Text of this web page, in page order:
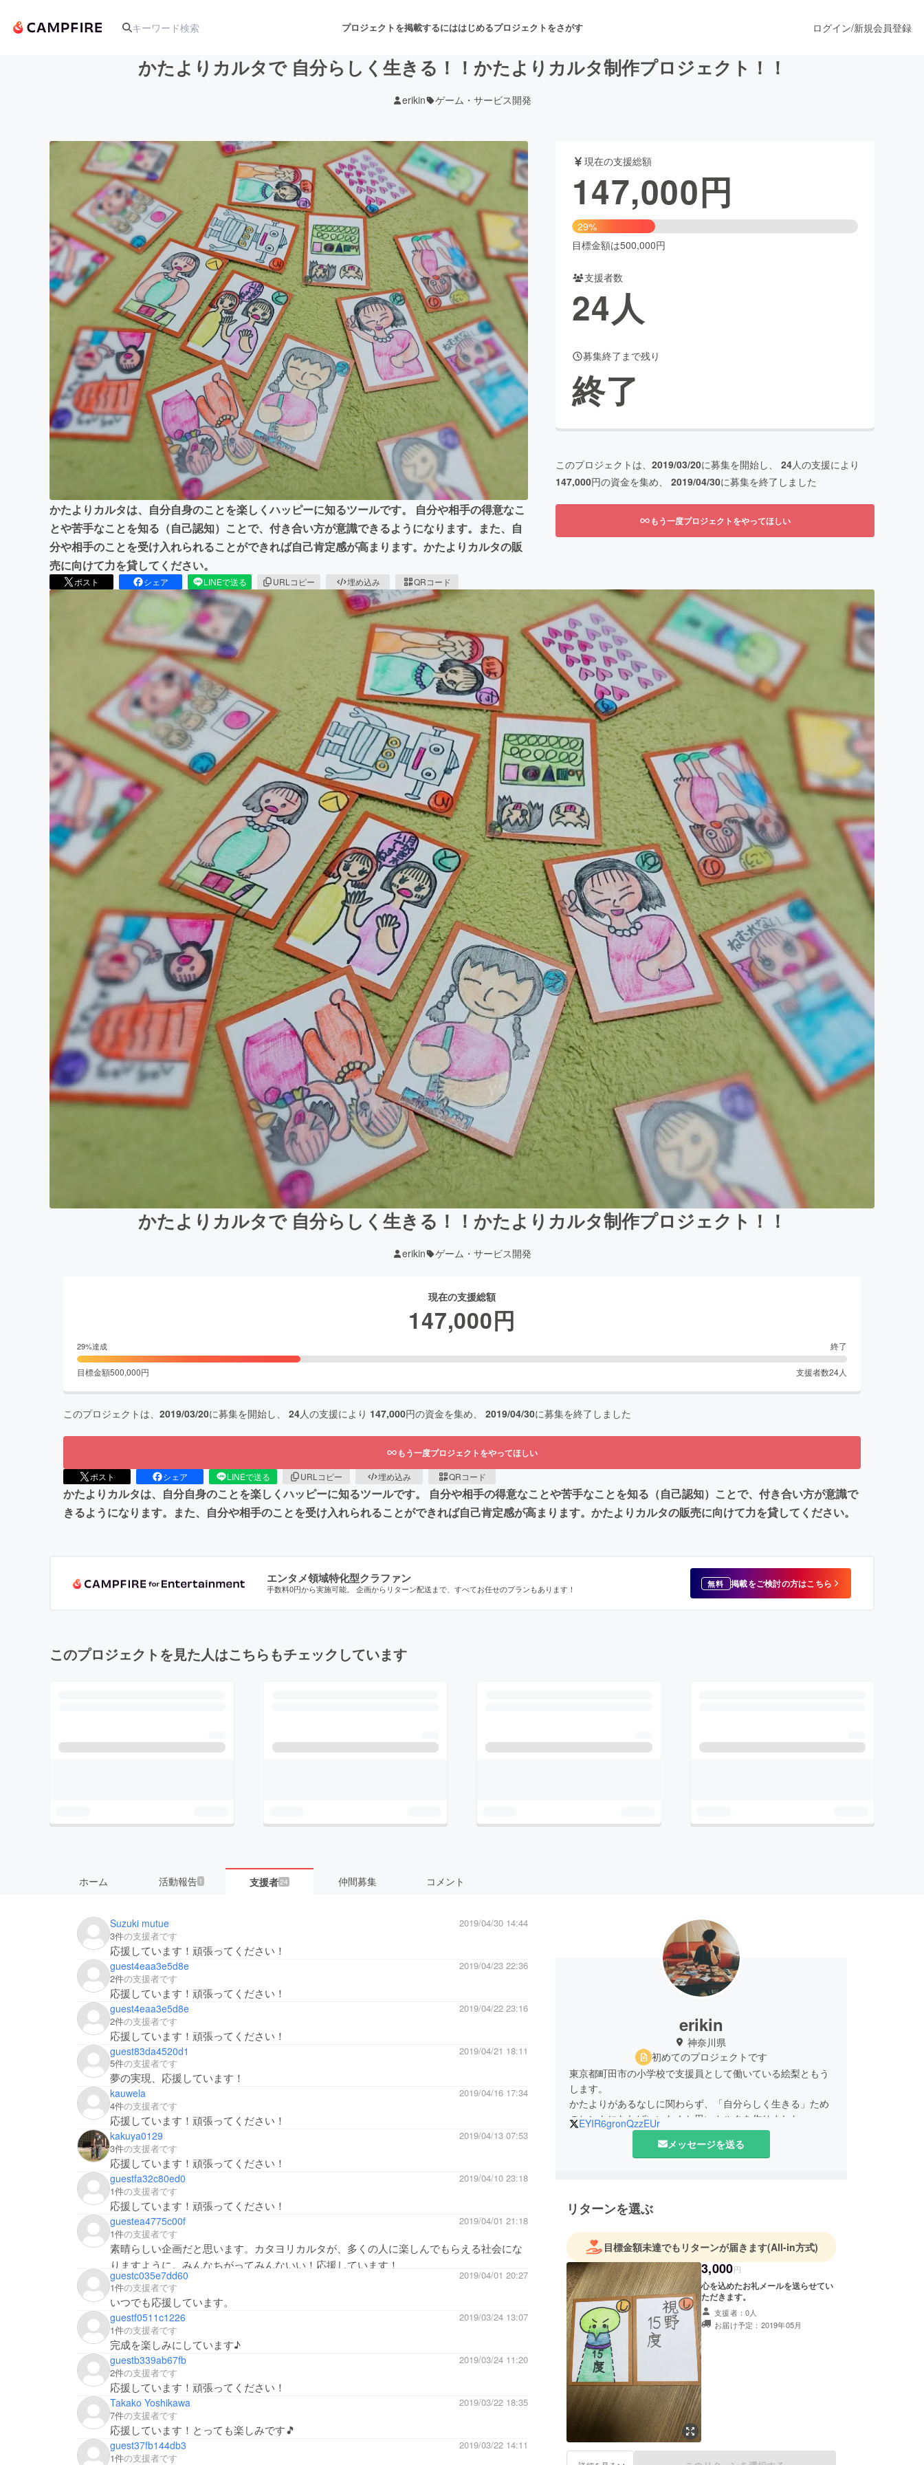
プロジェクトを掲載するにははじめるプロジェクトをさがす
アート・写真 音楽 舞台・パフォーマンス
テクノロジー・ガジェット ゲーム・サービス開発 ファッション
映像・映画 書籍・雑誌出版 アニメ・漫画
ビジネス・起業 チャレンジ ビューティー・ヘルスケア
まちづくり・地域活性化
CAMPFIRE for Social GoodCAMPFIRE Creation
CAMPFIREふるさと納税machi-yaコミュニティ
ログイン/新規会員登録
かたよりカルタで 自分らしく生きる！！かたよりカルタ制作プロジェクト！！
erikin ゲーム・サービス開発
かたよりカルタは、自分自身のことを楽しくハッピーに知るツールです。 自分や相手の得意なこ
とや苦手なことを知る（自己認知）ことで、付き合い方が意識できるようになります。また、自
分や相手のことを受け入れられることができれば自己肯定感が高まります。かたよりカルタの販
売に向けて力を貸してください。
ポスト シェア LINEで送る URLコピー 埋め込み QRコード
現在の支援総額
147,000円
29%
目標金額は500,000円
支援者数
24人
募集終了まで残り
終了
このプロジェクトは、 2019/03/20に募集を開始し、 24人の支援により
147,000円の資金を集め、 2019/04/30に募集を終了しました
もう一度プロジェクトをやってほしい
かたよりカルタで 自分らしく生きる！！かたよりカルタ制作プロジェクト！！
erikin ゲーム・サービス開発
現在の支援総額
147,000円
29%達成 終了
目標金額500,000円 支援者数24人
このプロジェクトは、 2019/03/20に募集を開始し、 24人の支援により 147,000円の資金を集め、 2019/04/30に募集を終了しました
もう一度プロジェクトをやってほしい
ポスト シェア LINEで送る URLコピー 埋め込み QRコード
かたよりカルタは、自分自身のことを楽しくハッピーに知るツールです。 自分や相手の得意なことや苦手なことを知る（自己認知）ことで、付き合い方が意識で
きるようになります。また、自分や相手のことを受け入れられることができれば自己肯定感が高まります。かたよりカルタの販売に向けて力を貸してください。
エンタメ領域特化型クラファン
手数料0円から実施可能。 企画からリターン配送まで、すべてお任せのプランもあります！ 無料 掲載をご検討の方はこちら
このプロジェクトを見た人はこちらもチェックしています
ホーム 活動報告 1 支援者24 仲間募集 コメント
Suzuki mutue
2019/04/30 14:44
3件の支援者です
応援しています！頑張ってください！
guest4eaa3e5d8e
2019/04/23 22:36
2件の支援者です
応援しています！頑張ってください！
guest4eaa3e5d8e
2019/04/22 23:16
2件の支援者です
応援しています！頑張ってください！
guest83da4520d1
2019/04/21 18:11
5件の支援者です
夢の実現、応援しています！
kauwela
2019/04/16 17:34
4件の支援者です
応援しています！頑張ってください！
kakuya0129
2019/04/13 07:53
3件の支援者です
応援しています！頑張ってください！
guestfa32c80ed0
2019/04/10 23:18
1件の支援者です
応援しています！頑張ってください！
guestea4775c00f
2019/04/01 21:18
1件の支援者です
素晴らしい企画だと思います。カタヨリカルタが、多くの人に楽しんでもらえる社会にな
りますように。みんなちがってみんないい！応援しています！
guestc035e7dd60
2019/04/01 20:27
1件の支援者です
いつでも応援しています。
guestf0511c1226
2019/03/24 13:07
1件の支援者です
完成を楽しみにしています♪
guestb339ab67fb
2019/03/24 11:20
2件の支援者です
応援しています！頑張ってください！
Takako Yoshikawa
2019/03/22 18:35
7件の支援者です
応援しています！とっても楽しみです🎵
guest37fb144db3
2019/03/22 14:11
1件の支援者です
erikin
神奈川県
初めてのプロジェクトです
東京都町田市の小学校で支援員として働いている絵梨ともう
します。
かたよりがあるなしに関わらず、「自分らしく生きる」ため
のヒントになればいいな！と思いカルタを作りました。
EYIR6gronQzzEUr
メッセージを送る
リターンを選ぶ
目標金額未達でもリターンが届きます(All-in方式)
3,000円
心を込めたお礼メールを送らせてい
ただきます。
支援者：0人
お届け予定：2019年05月